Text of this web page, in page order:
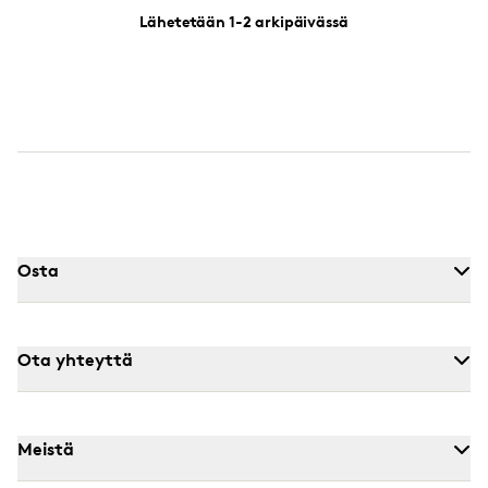
Lähetetään 1-2 arkipäivässä
Osta
Ota yhteyttä
Meistä